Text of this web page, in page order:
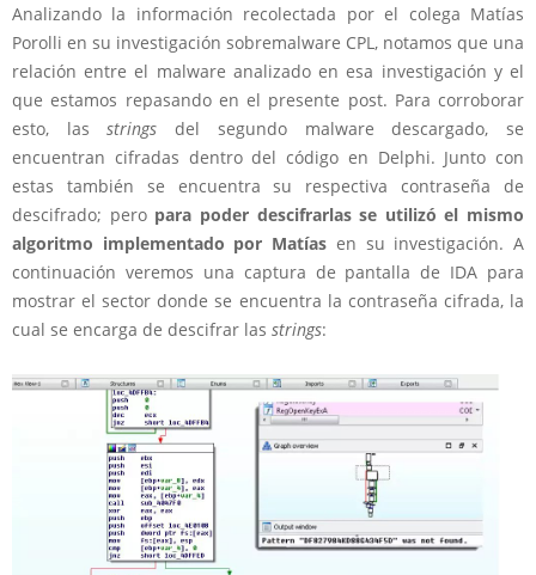
Analizando la información recolectada por el colega Matías
Porolli en su investigación sobremalware CPL, notamos que una
relación entre el malware analizado en esa investigación y el
que estamos repasando en el presente post. Para corroborar
esto, lasstrings del segundo malware descargado, se
encuentran cifradas dentro del código en Delphi. Junto con
estas también se encuentra su respectiva contraseña de
descifrado; pero para poder descifrarlas se utilizó el mismo
algoritmo implementado por Matías en su investigación. A
continuación veremos una captura de pantalla de IDA para
mostrar el sector donde se encuentra la contraseña cifrada, la
cual se encarga de descifrar las strings: